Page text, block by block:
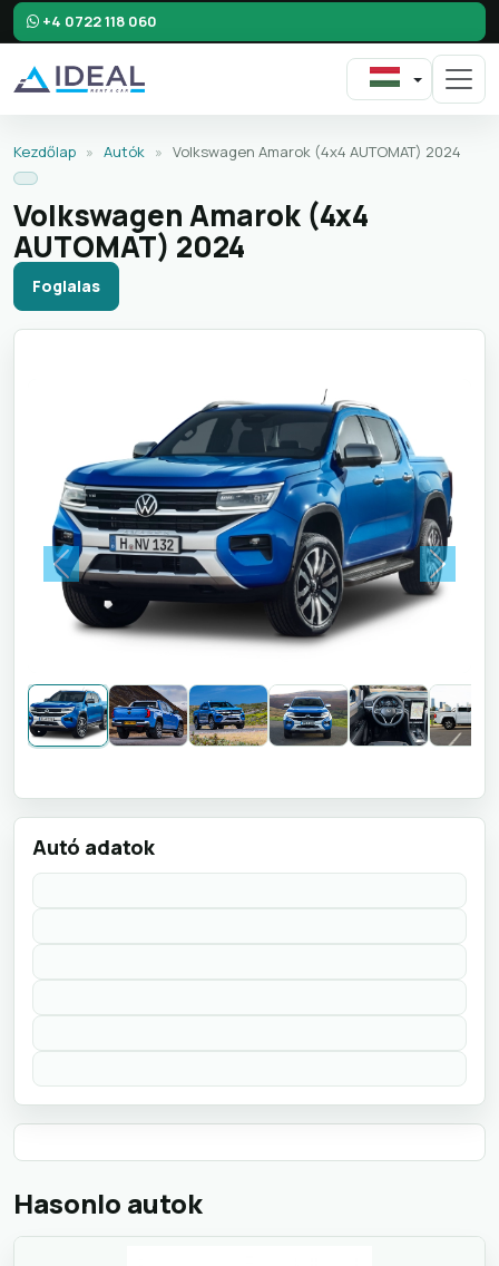
+4 0722 118 060
Kezdőlap » Autók » Volkswagen Amarok (4x4 AUTOMAT) 2024
Volkswagen Amarok (4x4
AUTOMAT) 2024
Foglalas
Previous Next
Autó adatok
Hasonlo autok